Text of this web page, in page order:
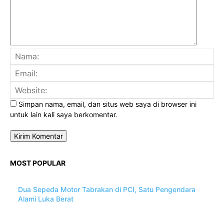
Simpan nama, email, dan situs web saya di browser ini
untuk lain kali saya berkomentar.
MOST POPULAR
Dua Sepeda Motor Tabrakan di PCI, Satu Pengendara
Alami Luka Berat